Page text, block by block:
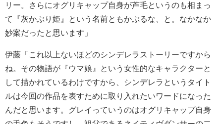
リー。さらにオグリキャップ自身が芦毛というのも相まっ
て『灰かぶり姫』という名前ともかぶるな、と。なかなか
妙案だったと思います」
伊藤「これ以上ないほどのシンデレラストーリーですから
ね。その物語が『ウマ娘』という女性的なキャラクターと
して描かれているわけですから、シンデレラというタイト
ルは今回の作品を表すために取り入れたいワードになった
んだと思います。グレイっていうのはオグリキャップ自身